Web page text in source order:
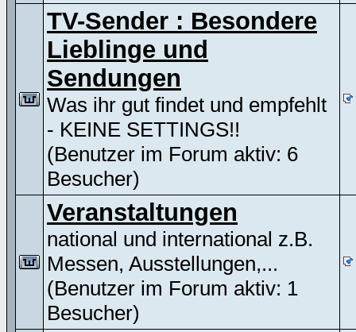
TV-Sender : Besondere
Lieblinge und
Sendungen
Was ihr gut findet und empfehlt
- KEINE SETTINGS!!
(Benutzer im Forum aktiv: 6
Besucher)
Veranstaltungen
national und international z.B.
Messen, Ausstellungen,...
(Benutzer im Forum aktiv: 1
Besucher)